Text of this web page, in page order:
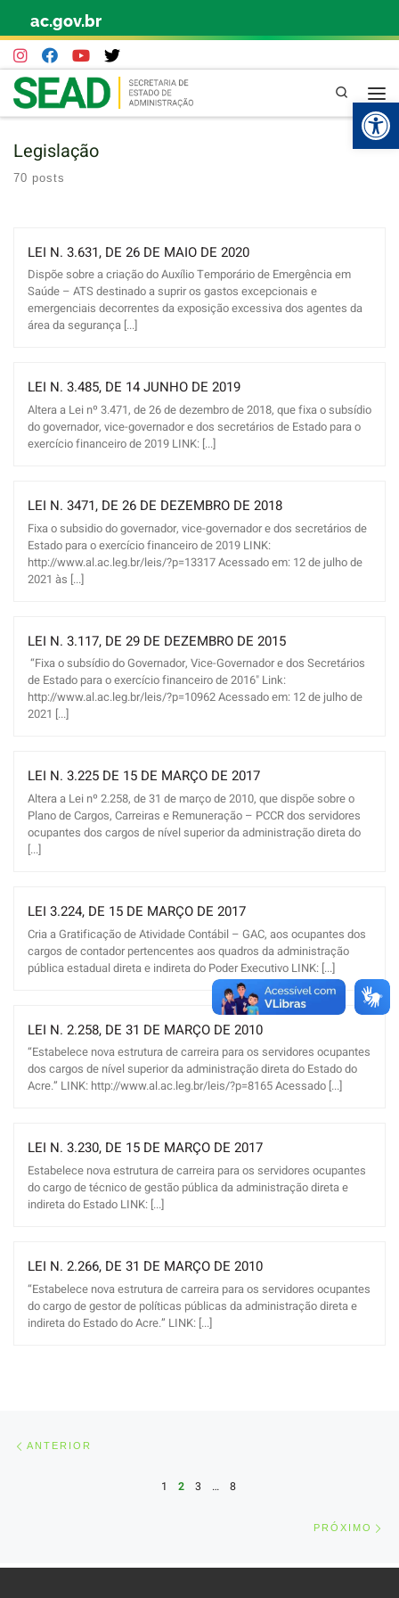
Skip to content
ac.gov.br
Pesquisa
Legislação
70 posts
LEI N. 3.631, DE 26 DE MAIO DE 2020
Dispõe sobre a criação do Auxílio Temporário de Emergência em
Saúde – ATS destinado a suprir os gastos excepcionais e
emergenciais decorrentes da exposição excessiva dos agentes da
área da segurança [...]
LEI N. 3.485, DE 14 JUNHO DE 2019
Altera a Lei nº 3.471, de 26 de dezembro de 2018, que fixa o subsídio
do governador, vice-governador e dos secretários de Estado para o
exercício financeiro de 2019 LINK: [...]
LEI N. 3471, DE 26 DE DEZEMBRO DE 2018
Fixa o subsidio do governador, vice-governador e dos secretários de
Estado para o exercício financeiro de 2019 LINK:
http://www.al.ac.leg.br/leis/?p=13317 Acessado em: 12 de julho de
2021 às [...]
LEI N. 3.117, DE 29 DE DEZEMBRO DE 2015
“Fixa o subsídio do Governador, Vice-Governador e dos Secretários
de Estado para o exercício financeiro de 2016" Link:
http://www.al.ac.leg.br/leis/?p=10962 Acessado em: 12 de julho de
2021 [...]
LEI N. 3.225 DE 15 DE MARÇO DE 2017
Altera a Lei nº 2.258, de 31 de março de 2010, que dispõe sobre o
Plano de Cargos, Carreiras e Remuneração – PCCR dos servidores
ocupantes dos cargos de nível superior da administração direta do
[...]
LEI 3.224, DE 15 DE MARÇO DE 2017
Cria a Gratificação de Atividade Contábil – GAC, aos ocupantes dos
cargos de contador pertencentes aos quadros da administração
pública estadual direta e indireta do Poder Executivo LINK: [...]
LEI N. 2.258, DE 31 DE MARÇO DE 2010
“Estabelece nova estrutura de carreira para os servidores ocupantes
dos cargos de nível superior da administração direta do Estado do
Acre.” LINK: http://www.al.ac.leg.br/leis/?p=8165 Acessado [...]
LEI N. 3.230, DE 15 DE MARÇO DE 2017
Estabelece nova estrutura de carreira para os servidores ocupantes
do cargo de técnico de gestão pública da administração direta e
indireta do Estado LINK: [...]
LEI N. 2.266, DE 31 DE MARÇO DE 2010
“Estabelece nova estrutura de carreira para os servidores ocupantes
do cargo de gestor de políticas públicas da administração direta e
indireta do Estado do Acre.” LINK: [...]
ANTERIOR
1 2 3 … 8
PRÓXIMO